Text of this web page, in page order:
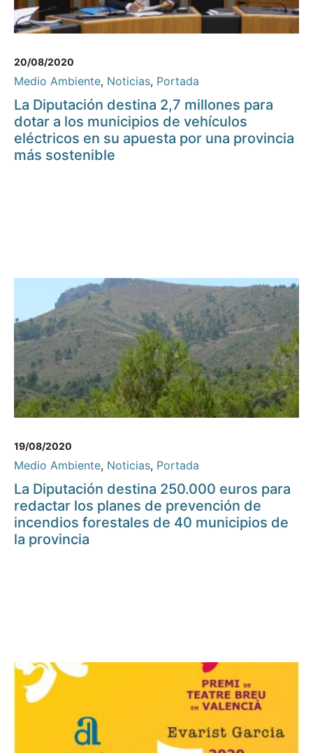
20/08/2020
Medio Ambiente, Noticias, Portada
La Diputación destina 2,7 millones para
dotar a los municipios de vehículos
eléctricos en su apuesta por una provincia
más sostenible
19/08/2020
Medio Ambiente, Noticias, Portada
La Diputación destina 250.000 euros para
redactar los planes de prevención de
incendios forestales de 40 municipios de
la provincia